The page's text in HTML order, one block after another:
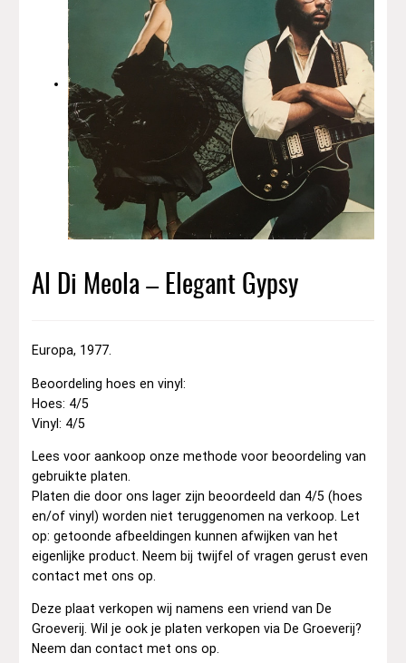
Al Di Meola – Elegant Gypsy
Europa, 1977.
Beoordeling hoes en vinyl:
Hoes: 4/5
Vinyl: 4/5
Lees voor aankoop onze methode voor beoordeling van
gebruikte platen.
Platen die door ons lager zijn beoordeeld dan 4/5 (hoes
en/of vinyl) worden niet teruggenomen na verkoop. Let
op: getoonde afbeeldingen kunnen afwijken van het
eigenlijke product. Neem bij twijfel of vragen gerust even
contact met ons op.
Deze plaat verkopen wij namens een vriend van De
Groeverij. Wil je ook je platen verkopen via De Groeverij?
Neem dan contact met ons op.